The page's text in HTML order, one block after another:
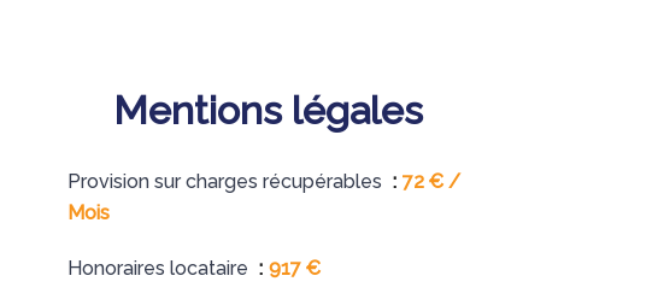
Mentions légales
Provision sur charges récupérables
72 € /
Mois
Honoraires locataire 917 €